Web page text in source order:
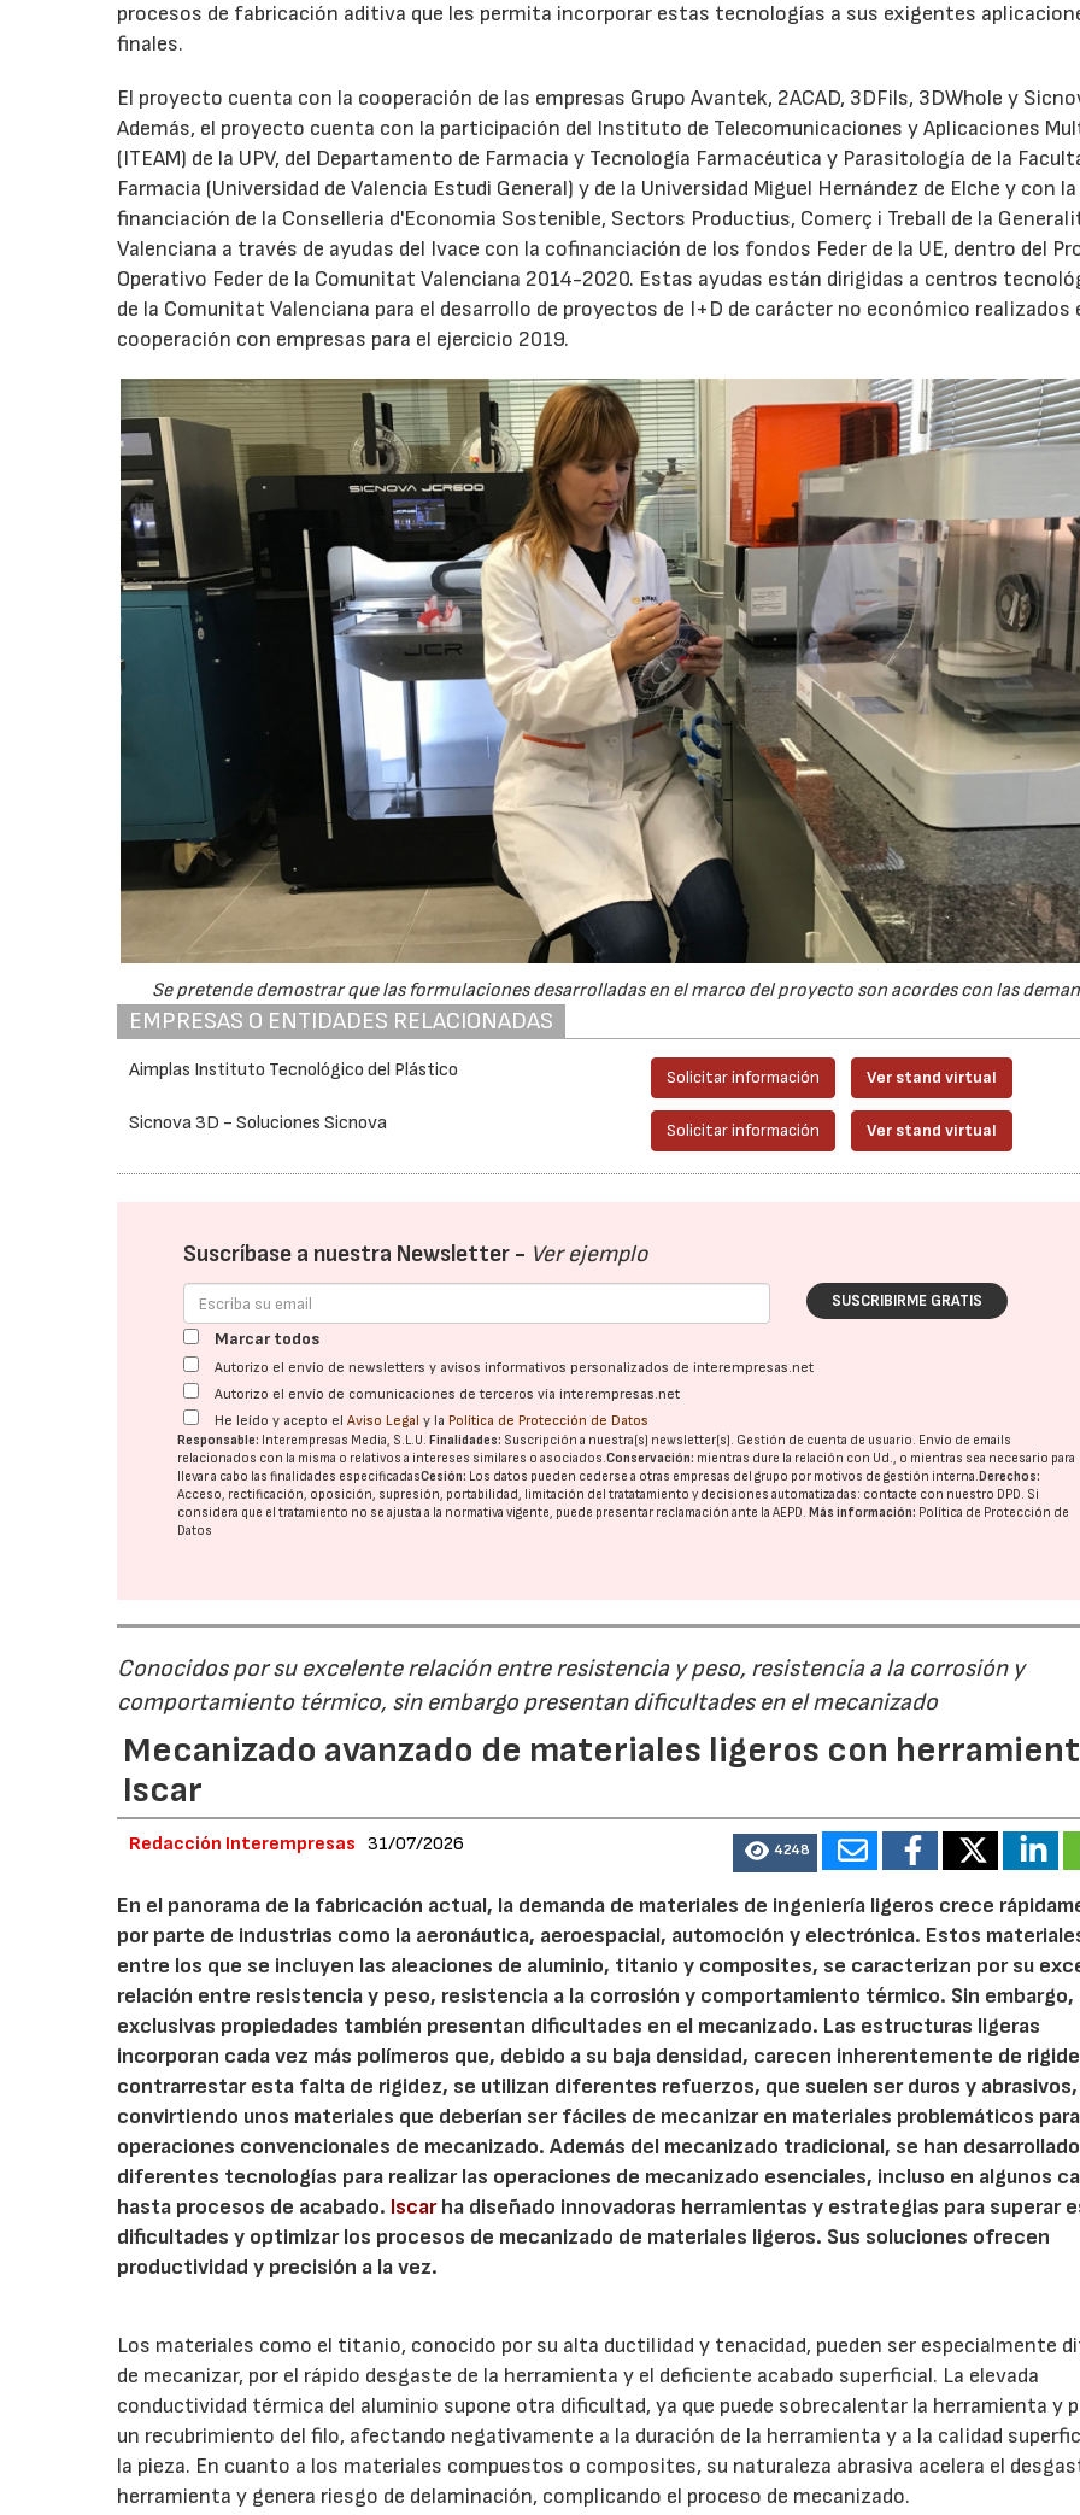
procesos de fabricación aditiva que les permita incorporar estas tecnologías a sus exigentes
finales.
El proyecto cuenta con la cooperación de las empresas Grupo Avantek, 2ACAD, 3DFils, 3DWhole y
Además, el proyecto cuenta con la participación del Instituto de Telecomunicaciones y Aplicaciones
(ITEAM) de la UPV, del Departamento de Farmacia y Tecnología Farmacéutica y Parasitología de la
Farmacia (Universidad de Valencia Estudi General) y de la Universidad Miguel Hernández de Elche y con la
financiación de la Conselleria d'Economia Sostenible, Sectors Productius, Comerç i Treball de la
Valenciana a través de ayudas del Ivace con la cofinanciación de los fondos Feder de la UE, dentro del
Operativo Feder de la Comunitat Valenciana 2014-2020. Estas ayudas están dirigidas a centros
de la Comunitat Valenciana para el desarrollo de proyectos de I+D de carácter no económico realizados
cooperación con empresas para el ejercicio 2019.
Se pretende demostrar que las formulaciones desarrolladas en el marco del proyecto son acordes con las
EMPRESAS O ENTIDADES RELACIONADAS
Aimplas Instituto Tecnológico del Plástico Solicitar información Ver stand virtual
Sicnova 3D - Soluciones Sicnova Solicitar información Ver stand virtual
Suscríbase a nuestra Newsletter - Ver ejemplo
SUSCRIBIRME GRATIS
Marcar todos
Autorizo el envío de newsletters y avisos informativos personalizados de interempresas.net
Autorizo el envío de comunicaciones de terceros vía interempresas.net
He leído y acepto elAviso Legal y la Política de Protección de Datos
Responsable: Interempresas Media, S.L.U. Finalidades: Suscripción a nuestra(s) newsletter(s). Gestión de cuenta de usuario. Envío de emails
relacionados con la misma o relativos a intereses similares o asociados.Conservación: mientras dure la relación con Ud., o mientras sea necesario para
llevar a cabo las finalidades especificadasCesión: Los datos pueden cederse a otras empresas del grupo por motivos de gestión interna. Derechos:
Acceso, rectificación, oposición, supresión, portabilidad, limitación del tratatamiento y decisiones automatizadas: contacte con nuestro DPD. Si
considera que el tratamiento no se ajusta a la normativa vigente, puede presentar reclamación ante laAEPD. Más información: Política de Protección de
Datos
Conocidos por su excelente relación entre resistencia y peso, resistencia a la corrosión y
comportamiento térmico, sin embargo presentan dificultades en el mecanizado
Mecanizado avanzado de materiales ligeros con
Iscar
Redacción Interempresas 31/07/2026 4248
En el panorama de la fabricación actual, la demanda de materiales de ingeniería ligeros crece
por parte de industrias como la aeronáutica, aeroespacial, automoción y electrónica. Estos
entre los que se incluyen las aleaciones de aluminio, titanio y composites, se caracterizan por su
relación entre resistencia y peso, resistencia a la corrosión y comportamiento térmico. Sin embargo,
exclusivas propiedades también presentan dificultades en el mecanizado. Las estructuras ligeras
incorporan cada vez más polímeros que, debido a su baja densidad, carecen inherentemente de
contrarrestar esta falta de rigidez, se utilizan diferentes refuerzos, que suelen ser duros y abrasivos,
convirtiendo unos materiales que deberían ser fáciles de mecanizar en materiales problemáticos
operaciones convencionales de mecanizado. Además del mecanizado tradicional, se han desarrollado
diferentes tecnologías para realizar las operaciones de mecanizado esenciales, incluso en algunos
hasta procesos de acabado. Iscarha diseñado innovadoras herramientas y estrategias para superar
dificultades y optimizar los procesos de mecanizado de materiales ligeros. Sus soluciones ofrecen
productividad y precisión a la vez.
Los materiales como el titanio, conocido por su alta ductilidad y tenacidad, pueden ser especialmente
de mecanizar, por el rápido desgaste de la herramienta y el deficiente acabado superficial. La elevada
conductividad térmica del aluminio supone otra dificultad, ya que puede sobrecalentar la herramienta y
un recubrimiento del filo, afectando negativamente a la duración de la herramienta y a la calidad
la pieza. En cuanto a los materiales compuestos o composites, su naturaleza abrasiva acelera el
herramienta y genera riesgo de delaminación, complicando el proceso de mecanizado.
23/07/2026